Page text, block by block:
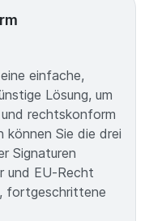
einfache,
Lösung, um
rechtskonform
können Sie die drei
Signaturen
und EU-Recht
fortgeschrittene